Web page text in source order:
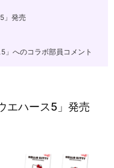
」発売
」へのコラボ部員コメント
エハース5」発売